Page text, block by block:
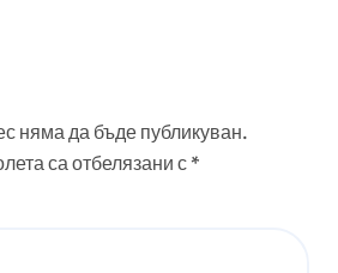
няма да бъде публикуван.
са отбелязани с *